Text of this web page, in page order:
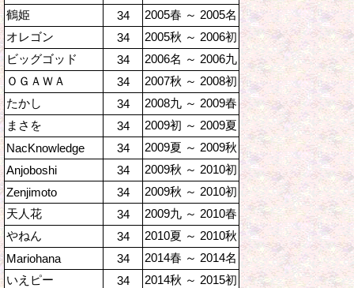
鶴姫 34
2005春 ～ 2005名
オレゴン
34
2005秋 ～ 2006初
ビッグゴッド
34
2006名 ～ 2006九
ＯＧＡＷＡ
34
2007秋 ～ 2008初
たかし
34
2008九 ～ 2009春
まさを
34
2009初 ～ 2009夏
NacKnowledge
34
2009夏 ～ 2009秋
Anjoboshi
34
2009秋 ～ 2010初
Zenjimoto
34
2009秋 ～ 2010初
天人花
34
2009九 ～ 2010春
やねん
34
2010夏 ～ 2010秋
Mariohana
34
2014春 ～ 2014名
いえピー
34
2014秋 ～ 2015初